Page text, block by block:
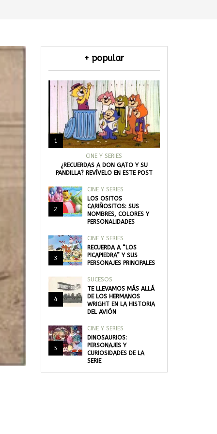
+ popular
1
CINE Y SERIES
¿RECUERDAS A DON GATO Y SU
PANDILLA? REVÍVELO EN ESTE POST
2
CINE Y SERIES
LOS OSITOS
CARIÑOSITOS: SUS
NOMBRES, COLORES Y
PERSONALIDADES
3
CINE Y SERIES
RECUERDA A “LOS
PICAPIEDRA” Y SUS
PERSONAJES PRINCIPALES
4
SUCESOS
TE LLEVAMOS MÁS ALLÁ
DE LOS HERMANOS
WRIGHT EN LA HISTORIA
DEL AVIÓN
5
CINE Y SERIES
DINOSAURIOS:
PERSONAJES Y
CURIOSIDADES DE LA
SERIE